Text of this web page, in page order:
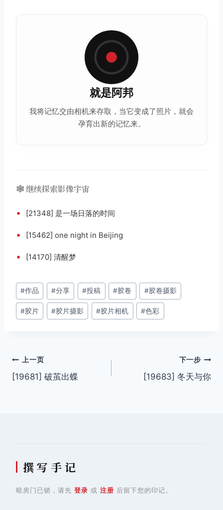
就是阿邦
我将记忆交由相机来存取，当它变成了照片，就会
孕育出新的记忆来。
🕸️ 继续探索影像宇宙
• [21348] 是一场日落的时间
• [15462] one night in Beijing
• [14170] 清醒梦
文
章
标
#作品 #分享 #投稿 #胶卷 #胶卷摄影
#胶片 #胶片摄影 #胶片相机 #色彩
文
章
上一页
[19681] 破茧出蝶
下一步
[19683] 冬天与你
撰 写 手 记
暗房门已锁，请先 登录 或 注册 后留下您的印记。